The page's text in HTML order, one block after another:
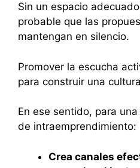
Sin un espacio
probable que las
mantengan en silencio.
Promover la escucha
para construir una
En ese sentido, para
de intraemprendimiento:
Crea canales